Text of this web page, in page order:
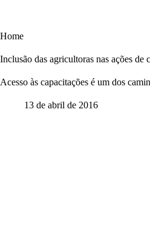
conteúdo
Home
Inclusão das agricultoras nas ações de
Acesso às capacitações é um dos
13 de abril de 2016